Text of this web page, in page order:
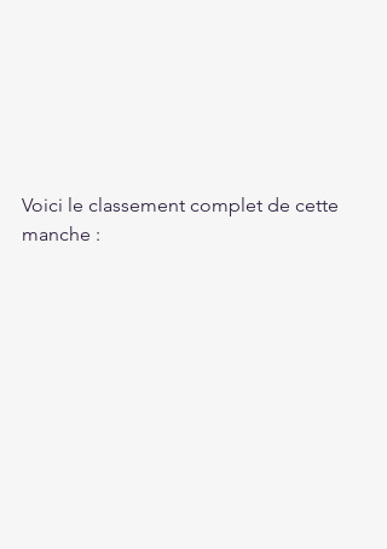
Voici le classement complet de cette
manche :